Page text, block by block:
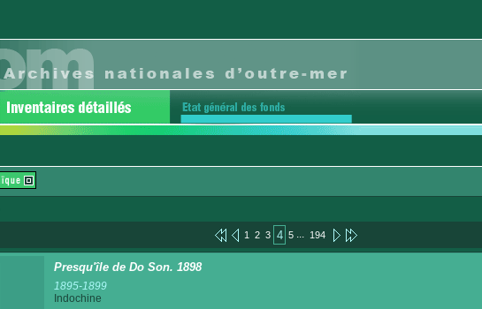
1 2 3 4 5 ... 194
Presqu'île de Do Son. 1898
1895-1899
Indochine